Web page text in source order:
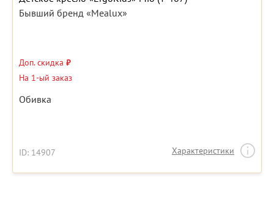
Бывший бренд «Mealux»
Доп. скидка ₽
На 1-ый заказ
Обивка
ID: 14907 Характеристики